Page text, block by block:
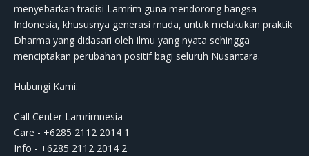
menyebarkan tradisi Lamrim guna mendorong bangsa
Indonesia, khususnya generasi muda, untuk melakukan praktik
Dharma yang didasari oleh ilmu yang nyata sehingga
menciptakan perubahan positif bagi seluruh Nusantara.
Hubungi Kami:
Call Center Lamrimnesia
Care - +6285 2112 2014 1
Info - +6285 2112 2014 2